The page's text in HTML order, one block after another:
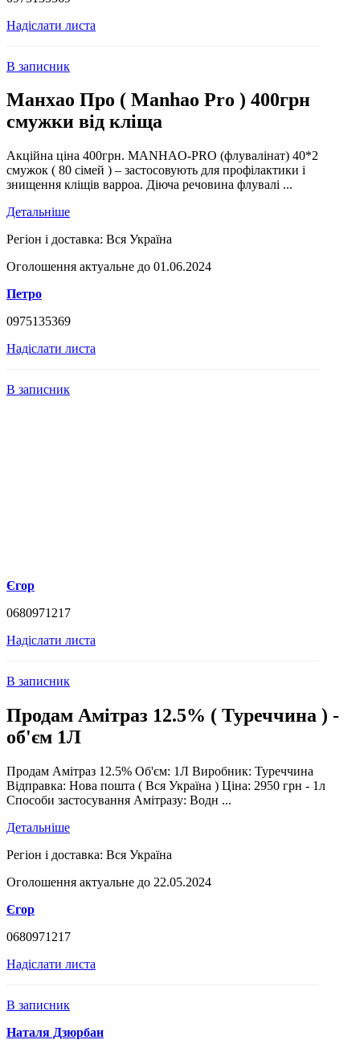
Надіслати листа
В записник
Манхао Про ( Manhao Pro ) 400грн
смужки від кліща
Акційна ціна 400грн. MANHAO-PRO (флувалінат) 40*2
смужок ( 80 сімей ) – застосовують для профілактики і
знищення кліщів варроа. Діюча речовина флувалі ...
Детальніше
Регіон і доставка: Вся Україна
Оголошення актуальне до 01.06.2024
Петро
0975135369
Надіслати листа
В записник
Єгор
0680971217
Надіслати листа
В записник
Продам Амітраз 12.5% ( Туреччина ) -
об'єм 1Л
Продам Амітраз 12.5% Об'єм: 1Л Виробник: Туреччина
Відправка: Нова пошта ( Вся Україна ) Ціна: 2950 грн - 1л
Способи застосування Амітразу: Водн ...
Детальніше
Регіон і доставка: Вся Україна
Оголошення актуальне до 22.05.2024
Єгор
0680971217
Надіслати листа
В записник
Наталя Дзюрбан